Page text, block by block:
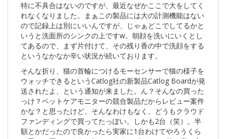
特に不具合はないのですが、最近なぜかここで大をしてく
れなくなりました。まぁこの製品には大の計測機能はない
ので記録上は別にいいんですが、じゃぁどこでしてるかと
いうと洗面所のシンクの上ですw。朝顔を洗いにいくとし
てあるので、まず片付けて、その残り香の中で洗顔をする
というなかなか辛い状況が続いております。
そんな折り、猫の首輪につけるモーセンサーで猫の様子を
ウォッチできるというCatlog社の新製品Catlog Boardが発
送されたよ、という通知が来ました。ん？そんなの買った
っけ？ペットケアモニターの競合製品だからレビュー案件
かな？と思ったけど、そんなわけもなく、どうもクラウド
ファンディングで買ってたっぽい。しかも2台（笑）。半
額とかだったので良かったら実家に1台わけてやろうくら